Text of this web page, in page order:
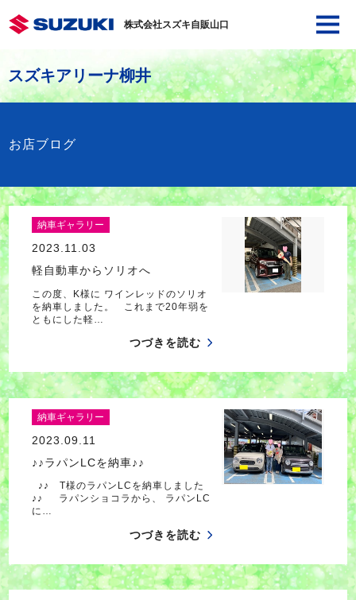
株式会社スズキ自販山口
スズキアリーナ柳井
お店ブログ
納車ギャラリー
2023.11.03
軽自動車からソリオへ
この度、K様に ワインレッドのソリオ
を納車しました。 これまで20年弱を
ともにした軽…
つづきを読む
納車ギャラリー
2023.09.11
♪♪ラパンLCを納車♪♪
♪♪ T様のラパンLCを納車しました
♪♪ ラパンショコラから、 ラパンLC
に…
つづきを読む